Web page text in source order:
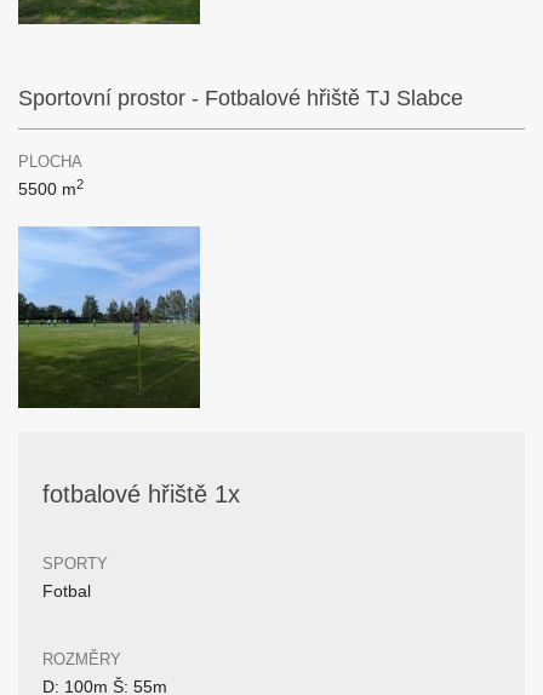
Sportovní prostor - Fotbalové hřiště TJ Slabce
PLOCHA
5500 m2
fotbalové hřiště 1x
SPORTY
Fotbal
ROZMĚRY
D: 100m Š: 55m